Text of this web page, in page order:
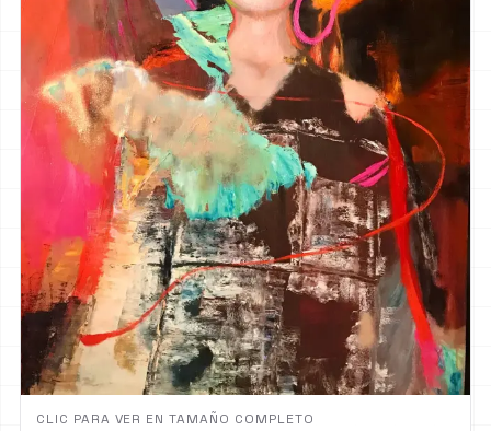
CLIC PARA VER EN TAMAÑO COMPLETO